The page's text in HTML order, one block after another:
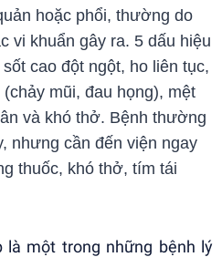
hoặc phổi, thường do
vi khuẩn gây ra. 5 dấu hiệu
cao đột ngột, ho liên tục,
mũi, đau họng), mệt
và khó thở. Bệnh thường
nhưng cần đến viện ngay
thuốc, khó thở, tím tái
là một trong những bệnh lý